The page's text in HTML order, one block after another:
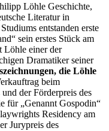
Löhle Geschichte,
Literatur in
entstanden erste
sein erstes Stück am
Löhle einer der
Dramatiker seiner
die Löhle
beim
der Förderpreis des
für „Genannt Gospodin“
Residency am
Jurypreis des